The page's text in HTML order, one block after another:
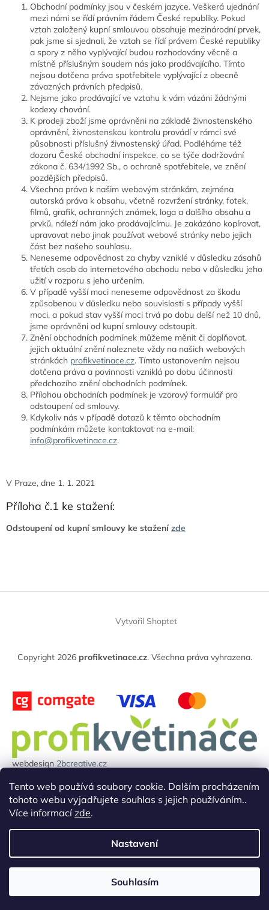
Tento web používá soubory cookie. Dalším procházením
tohoto webu vyjadřujete souhlas s jejich používáním..
Více informacízde.
Nastavení
Souhlasím
Obchodní podmínky jsou v českém jazyce. Veškerá ujednání
mezi námi se řídí právním řádem České republiky. Pokud
vztah založený kupní smlouvou obsahuje mezinárodní prvek,
pak jsme si sjednali, že vztah se řídí právem České republiky
a spory z něho vyplývající budou rozhodovány věcně a
místně příslušným soudem nás jako prodávajícího. Tímto
nejsou dotčena práva spotřebitele vyplývající z obecně
závazných právních předpisů.
Nejsme jako prodávající ve vztahu k vám vázáni žádnými
kodexy chování.
K prodeji zboží jsme oprávněni na základě živnostenského
oprávnění, živnostenskou kontrolu provádí v rámci své
působnosti příslušný živnostenský úřad. Podléháme též
dozoru České obchodní inspekce, co se týče dodržování
zákona č. 634/1992 Sb., o ochraně spotřebitele, ve znění
pozdějších předpisů.
Všechna práva k našim webovým stránkám, zejména
autorská práva k obsahu, včetně rozvržení stránky, fotek,
filmů, grafik, ochranných známek, loga a dalšího obsahu a
prvků, náleží nám jako prodávajícímu. Je zakázáno kopírovat,
upravovat nebo jinak používat webové stránky nebo jejich
část bez našeho souhlasu.
Neneseme odpovědnost za chyby vzniklé v důsledku zásahů
třetích osob do internetového obchodu nebo v důsledku jeho
užití v rozporu s jeho určením.
V případě vyšší moci neneseme odpovědnost za škodu
způsobenou v důsledku nebo souvislosti s případy vyšší
moci, a pokud stav vyšší moci trvá po dobu delší než 10 dnů,
jsme oprávněni od kupní smlouvy odstoupit.
Znění obchodních podmínek můžeme měnit či doplňovat,
jejich aktuální znění naleznete vždy na našich webových
stránkách profikvetinace.cz. Tímto ustanovením nejsou
dotčena práva a povinnosti vzniklá po dobu účinnosti
předchozího znění obchodních podmínek.
Přílohou obchodních podmínek je vzorový formulář pro
odstoupení od smlouvy.
Kdykoliv nás v případě dotazů k těmto obchodním
podmínkám můžete kontaktovat na e-mail:
info@profikvetinace.cz.
V Praze, dne 1. 1. 2021
Příloha č.1 ke stažení:
Odstoupení od kupní smlouvy ke stažení zde
Z
Vytvořil Shoptet
Copyright 2026 profikvetinace.cz. Všechna práva vyhrazena.
webdesign2bcreative.cz
Doprava zdarma nad 5000 Kč vč. DPH